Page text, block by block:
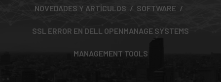
NOVEDADES Y ARTÍCULOS SOFTWARE
SSL ERROR EN DELL OPENMANAGE SYSTEMS
MANAGEMENT TOOLS